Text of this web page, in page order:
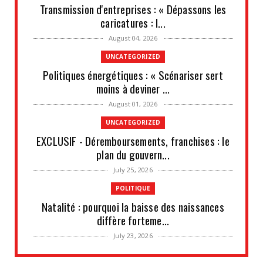
Transmission d'entreprises : « Dépassons les
caricatures : l...
August 04, 2026
UNCATEGORIZED
Politiques énergétiques : « Scénariser sert
moins à deviner ...
August 01, 2026
UNCATEGORIZED
EXCLUSIF - Déremboursements, franchises : le
plan du gouvern...
July 25, 2026
POLITIQUE
Natalité : pourquoi la baisse des naissances
diffère forteme...
July 23, 2026
IDÉES